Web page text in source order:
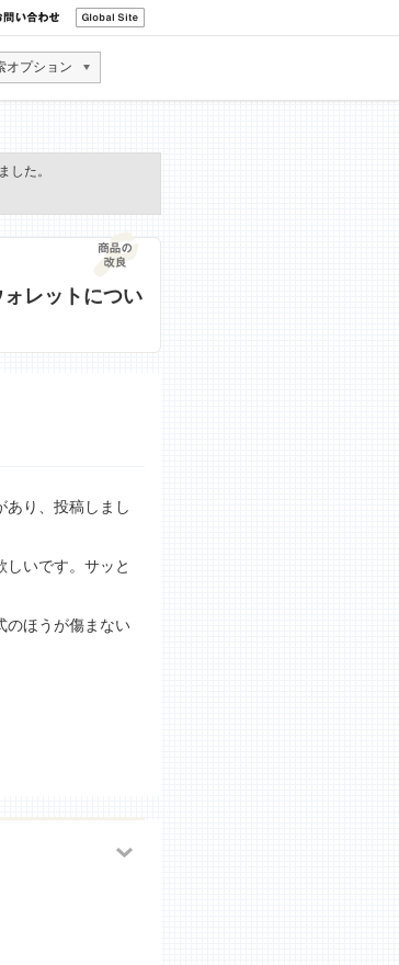
オプション
した。
レットについ
あり、投稿しまし
いです。サッと
のほうが傷まない